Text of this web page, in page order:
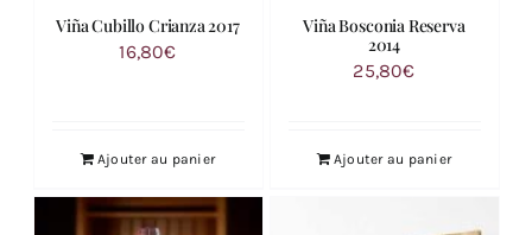
Viña Cubillo Crianza 2017
16,80€
Ajouter au panier
Viña Bosconia Reserva
2014
25,80€
Ajouter au panier